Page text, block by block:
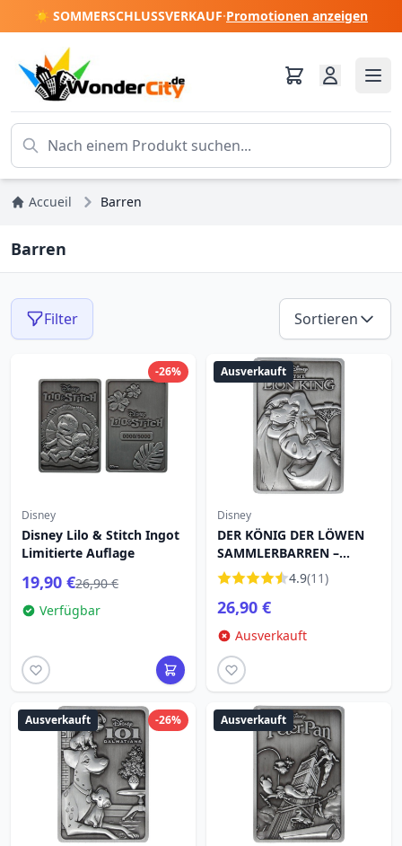
☀️ SOMMERSCHLUSSVERKAUF·Promotionen anzeigen
Accueil Barren
Barren
Filter Sortieren
-26%
Disney
Disney Lilo & Stitch Ingot
Limitierte Auflage
19,90 €26,90 €
Verfügbar
Ausverkauft
Disney
DER KÖNIG DER LÖWEN
SAMMLERBARREN –
LIMITIERTE AUFLAGE
4.9(11)
26,90 €
Ausverkauft
-26%
Ausverkauft Ausverkauft